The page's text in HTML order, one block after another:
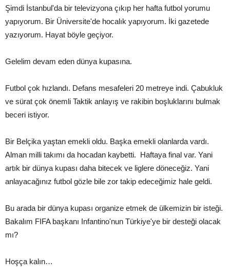
Şimdi İstanbul'da bir televizyona çıkıp her hafta futbol yorumu
yapıyorum. Bir Üniversite'de hocalık yapıyorum. İki gazetede
yazıyorum. Hayat böyle geçiyor.
Gelelim devam eden dünya kupasına.
Futbol çok hızlandı. Defans mesafeleri 20 metreye indi. Çabukluk
ve sürat çok önemli Taktik anlayış ve rakibin boşluklarını bulmak
beceri istiyor.
Bir Belçika yaştan emekli oldu. Başka emekli olanlarda vardı.
Alman milli takımı da hocadan kaybetti. Haftaya final var. Yani
artık bir dünya kupası daha bitecek ve liglere döneceğiz. Yani
anlayacağınız futbol gözle bile zor takip edeceğimiz hale geldi.
Bu arada bir dünya kupası organize etmek de ülkemizin bir isteği.
Bakalım FIFA başkanı Infantino'nun Türkiye'ye bir desteği olacak
mı?
Hoşça kalın…